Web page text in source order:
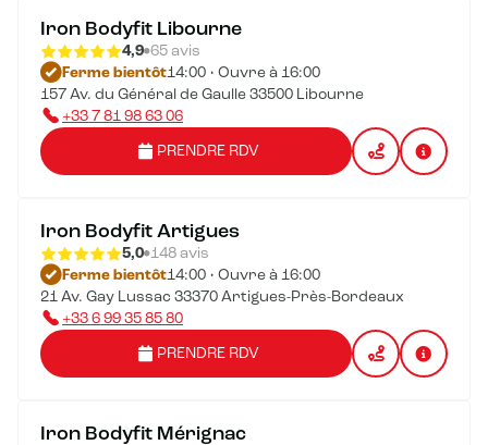
Iron Bodyfit Libourne
4,9 65 avis
Ferme bientôt14:00 • Ouvre à 16:00
157 Av. du Général de Gaulle 33500 Libourne
+33 7 81 98 63 06
PRENDRE RDV
Iron Bodyfit Artigues
5,0 148 avis
Ferme bientôt14:00 • Ouvre à 16:00
21 Av. Gay Lussac 33370 Artigues-Près-Bordeaux
+33 6 99 35 85 80
PRENDRE RDV
Iron Bodyfit Mérignac